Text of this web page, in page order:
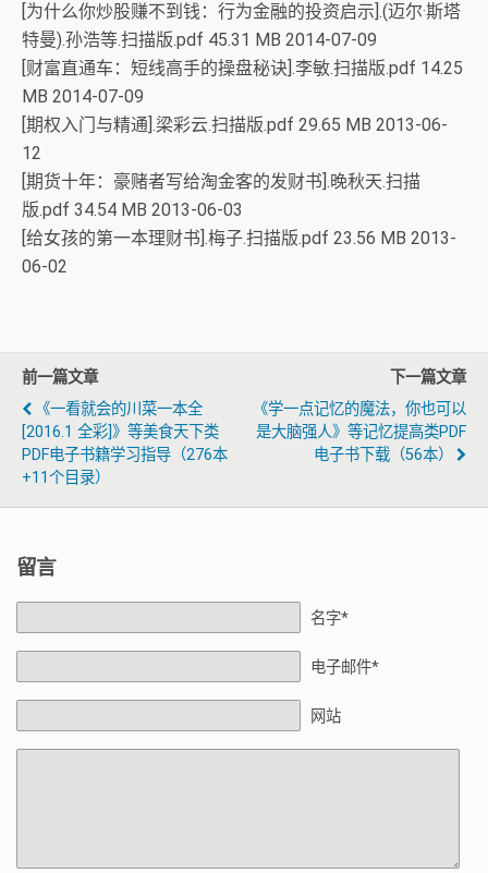
[为什么你炒股赚不到钱：行为金融的投资启示].(迈尔·斯塔
特曼).孙浩等.扫描版.pdf 45.31 MB 2014-07-09
[财富直通车：短线高手的操盘秘诀].李敏.扫描版.pdf 14.25
MB 2014-07-09
[期权入门与精通].梁彩云.扫描版.pdf 29.65 MB 2013-06-
12
[期货十年：豪赌者写给淘金客的发财书].晚秋天.扫描
版.pdf 34.54 MB 2013-06-03
[给女孩的第一本理财书].梅子.扫描版.pdf 23.56 MB 2013-
06-02
前一篇文章
《一看就会的川菜一本全
[2016.1 全彩]》等美食天下类
PDF电子书籍学习指导（276本
+11个目录）
下一篇文章
《学一点记忆的魔法，你也可以
是大脑强人》等记忆提高类PDF
电子书下载（56本）
留言
名字*
电子邮件*
网站